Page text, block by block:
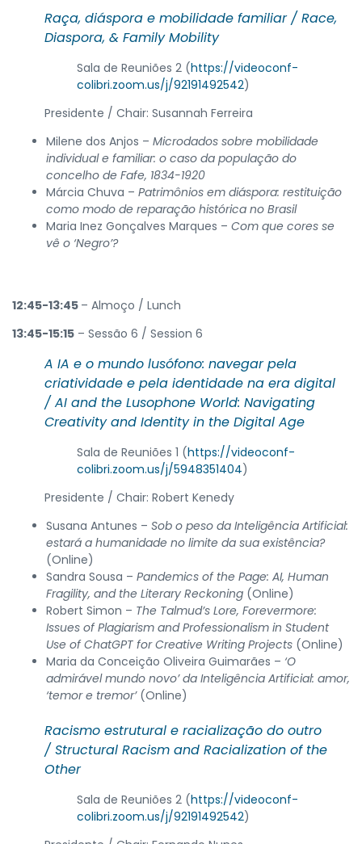
Raça, diáspora e mobilidade familiar / Race,
Diaspora, & Family Mobility
Sala de Reuniões 2 (https://videoconf-
colibri.zoom.us/j/92191492542)
Presidente / Chair: Susannah Ferreira
Milene dos Anjos – Microdados sobre mobilidade
individual e familiar: o caso da população do
concelho de Fafe, 1834-1920
Márcia Chuva – Patrimônios em diáspora: restituição
como modo de reparação histórica no Brasil
Maria Inez Gonçalves Marques – Com que cores se
vê o ‘Negro’?
12:45-13:45 – Almoço / Lunch
13:45-15:15 – Sessão 6 / Session 6
A IA e o mundo lusófono: navegar pela
criatividade e pela identidade na era digital
/ AI and the Lusophone World: Navigating
Creativity and Identity in the Digital Age
Sala de Reuniões 1 (https://videoconf-
colibri.zoom.us/j/5948351404)
Presidente / Chair: Robert Kenedy
Susana Antunes – Sob o peso da Inteligência Artificial:
estará a humanidade no limite da sua existência?
(Online)
Sandra Sousa – Pandemics of the Page: AI, Human
Fragility, and the Literary Reckoning (Online)
Robert Simon – The Talmud’s Lore, Forevermore:
Issues of Plagiarism and Professionalism in Student
Use of ChatGPT for Creative Writing Projects (Online)
Maria da Conceição Oliveira Guimarães – ‘O
admirável mundo novo’ da Inteligência Artificial: amor,
‘temor e tremor’(Online)
Racismo estrutural e racialização do outro
/ Structural Racism and Racialization of the
Other
Sala de Reuniões 2 (https://videoconf-
colibri.zoom.us/j/92191492542)